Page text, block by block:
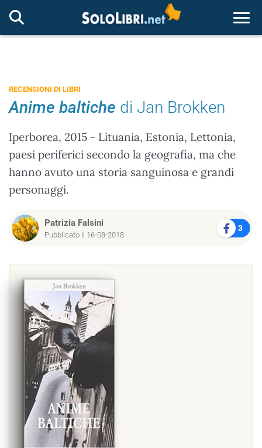
RECENSIONI DI LIBRI
Anime baltiche di Jan Brokken
Iperborea, 2015 - Lituania, Estonia, Lettonia,
paesi periferici secondo la geografia, ma che
hanno avuto una storia sanguinosa e grandi
personaggi.
Patrizia Falsini
Pubblicato il 16-08-2018
3